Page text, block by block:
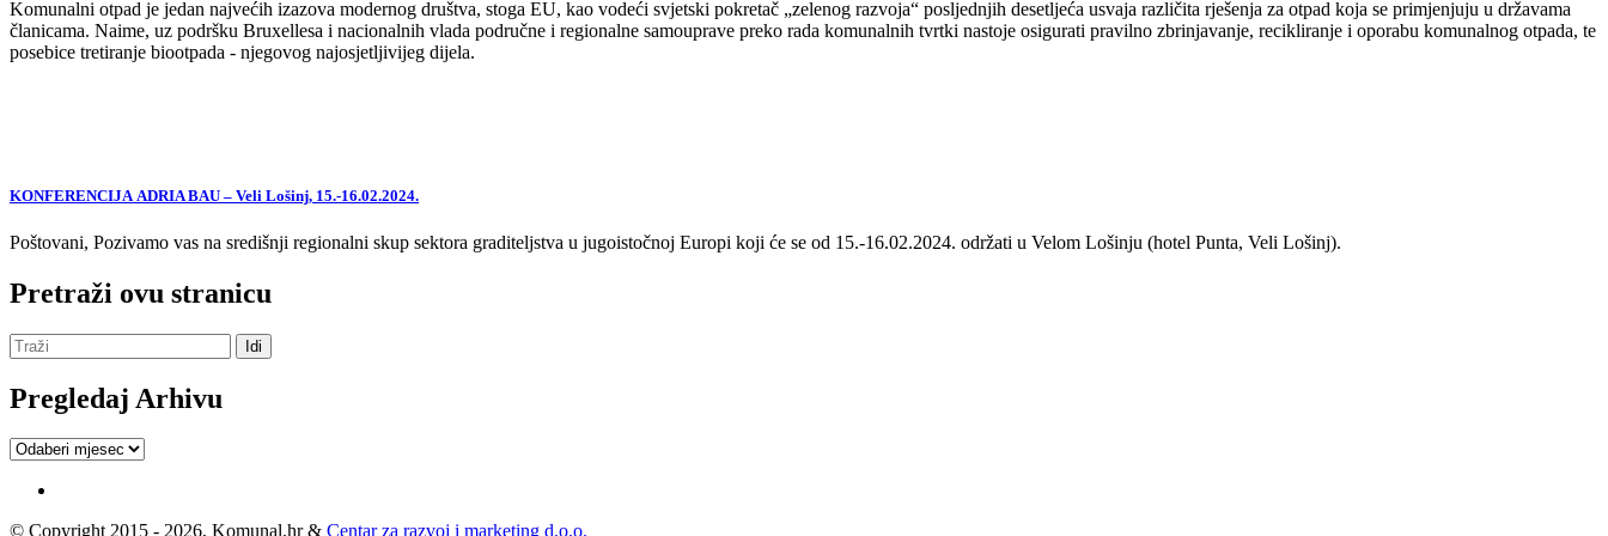
Komunalni otpad je jedan najvećih izazova modernog društva, stoga EU, kao vodeći svjetski pokretač „zelenog razvoja“ posljednjih desetljeća usvaja različita rješenja za otpad koja se primjenjuju u državama
članicama. Naime, uz podršku Bruxellesa i nacionalnih vlada područne i regionalne samouprave preko rada komunalnih tvrtki nastoje osigurati pravilno zbrinjavanje, recikliranje i oporabu komunalnog otpada, te
posebice tretiranje biootpada - njegovog najosjetljivijeg dijela.
KONFERENCIJA ADRIA BAU – Veli Lošinj, 15.-16.02.2024.
Poštovani, Pozivamo vas na središnji regionalni skup sektora graditeljstva u jugoistočnoj Europi koji će se od 15.-16.02.2024. održati u Velom Lošinju (hotel Punta, Veli Lošinj).
Pretraži ovu stranicu
Pregledaj Arhivu
Pregledaj
© Copyright 2015 - 2026, Komunal.hr & Centar za razvoj i marketing d.o.o.